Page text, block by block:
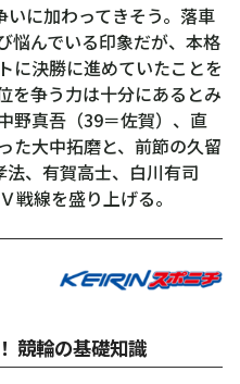
に加わってきそう。落車
悩んでいる印象だが、本格
に決勝に進めていたことを
を争う力は十分にあるとみ
野真吾（39＝佐賀）、直
た大中拓磨と、前節の久留
、有賀高士、白川有司
戦線を盛り上げる。
競輪の基礎知識